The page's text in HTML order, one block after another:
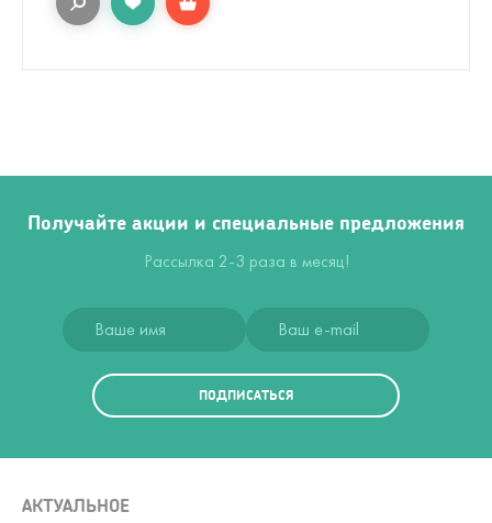
Получайте акции и специальные предложения
Рассылка 2-3 раза в месяц!
ПОДПИСАТЬСЯ
АКТУАЛЬНОЕ